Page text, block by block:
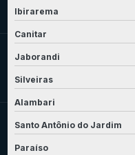
Ibirarema
Canitar
Jaborandi
Silveiras
Alambari
Santo Antônio do Jardim
Paraíso